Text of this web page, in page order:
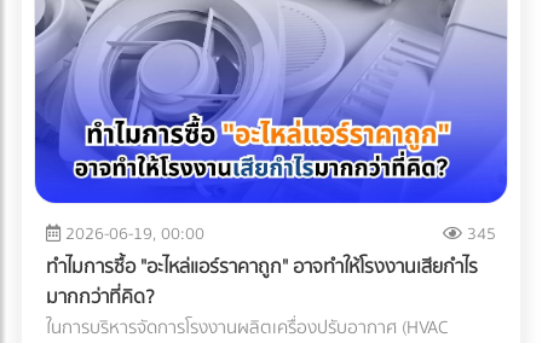
เสียต่อสิ่งแวดล้อมและต้นทุนของบริษัทมากกว่าตัวพลาสติกเอง
เสียอีก หัวใจสำคัญคือการเลือกพาร์ทเนอร์ด้านบรรจุภัณฑ์ที่
เข้าใจเทคโนโลยี Mono-material เพื่อผลักดันให้ธุรกิจของคุณ
เติบโตได้อย่างยั่งยืน ทั้งในแง่ของผลกำไรและการดูแลโลกใบนี้
การเลือกบรรจุภัณฑ์อาหารแช่แข็งที่ตอบโจทย์ทั้งนโยบาย ESG
และความปลอดภัยทางวิศวกรรม ไม่ใช่เรื่องที่ควรลองผิดลองถูก
คุณต้องการพาร์ทเนอร์ที่มีความเชี่ยวชาญตัวจริง เพื่อมาช่วย
ลดความเสี่ยง ป้องกันสินค้าเสียหาย และควบคุมต้นทุนของ
โรงงาน ไม่ต้องเสียเวลาค้นหาซัพพลายเออร์ทีละเจ้าให้เหนื่อย
เพราะที่ At-Once เราได้รวบรวมรายชื่อบริษัทและโรงงานชั้นนำ
กว่า 1,000 แห่งที่ให้บริการเกี่ยวข้องกับบรรจุภัณฑ์อย่างครบ
หรือระบุเกณฑ์การผลิต (Origin Criteria) ผิดพลาด ปลายทาง
อาจปฏิเสธฟอร์มนั้นทันที ทำให้ผู้นำเข้าต้องจ่ายภาษีในอัตราปกติ
(MFN Rate) แบบเต็มจำนวน 3. ตกม้าตายเรื่องใบอนุญาตเฉพาะ
ทาง (Restricted Goods Licenses) สินค้าหลายประเภทไม่
สามารถนำเข้าได้ทันทีแม้จะจ่ายภาษีครบแล้วก็ตาม แต่ต้องมีใบ
อนุญาตจากหน่วยงานที่เกี่ยวข้อง เช่น อย. (FDA), มอก. (TISI),
หรือกรมวิชาการเกษตร ความเสี่ยง: หากธุรกิจสั่งของเข้ามาถึง
ท่าเรือแล้วเพิ่งทราบว่าต้องใช้ใบอนุญาต สินค้าจะถูกอายัดไว้ที่
ท่าเรือทันที สิ่งที่ตามมาคือ ค่าเสียเวลาพื้นที่ท่าเรือ
(Demurrage) และ ค่าเสียเวลาตู้ (Detention) ที่วิ่งเดินหน้าทุกวัน
(มักเริ่มต้นที่หลักพันและพุ่งสูงขึ้นเรื่อยๆ ต่อตู้ต่อวัน) หากขอใบ
อนุญาตไม่ทัน สินค้านั้นอาจถูกบังคับส่งกลับประเทศต้นทางหรือ
แวดล้อมอย่างเข้มงวด ไม่ว่าจะเป็นปริมาณฝุ่นละอองในอากาศ,
อุณหภูมิ, ความชื้น, และความดันอากาศ โดยใช้ระบบแผ่นกรอง
อากาศประสิทธิภาพสูง (HEPA หรือ ULPA Filters) เพื่อดักจับ
อนุภาคขนาดเล็กที่มองไม่เห็นด้วยตาเปล่า สำหรับการผลิต
พลาสติก Medical Grade (เช่น กระบอกฉีดยา, สายน้ำเกลือ,
หรือชิ้นส่วนรากฟันเทียม) มาตรฐานห้องปลอดเชื้อที่นิยมใช้มักจะ
อ้างอิงตามมาตรฐาน ISO 14644-1 โดยระดับที่พบได้บ่อยใน
โรงงานผลิตเครื่องมือแพทย์คือ ISO Class 7 และ ISO Class 8
ซึ่งมีการจำกัดจำนวนอนุภาคในอากาศอย่างรัดกุม เพื่อให้มั่นใจว่า
ชิ้นงานจะสะอาดที่สุด 3 เหตุผลที่ Cleanroom ขาดไม่ได้ในการ
ผลิตอุปกรณ์การแพทย์ ทำไมโรงงานรับฉีดพลาสติก (Injection
2026-06-19, 00:00 345
ทำไมการซื้อ "อะไหล่แอร์ราคาถูก" อาจทำให้โรงงานเสียกำไร
มากกว่าที่คิด?
ในการบริหารจัดการโรงงานผลิตเครื่องปรับอากาศ (HVAC